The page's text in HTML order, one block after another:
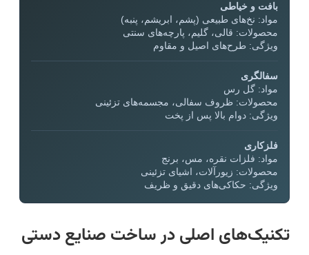
بافت و خیاطی
مواد: نخ‌های طبیعی (پشم، ابریشم، پنبه)
محصولات: قالی، گلیم، پارچه‌های سنتی
ویژگی: طرح‌های اصیل و مقاوم
سفالگری
مواد: گل رس
محصولات: ظروف سفالی، مجسمه‌های تزئینی
ویژگی: دوام بالا پس از پخت
فلزکاری
مواد: فلزات نقره، مس، برنج
محصولات: زیورآلات، اشیای تزئینی
ویژگی: حکاکی‌های دقیق و ظریف
تکنیک‌های اصلی در ساخت صنایع دستی